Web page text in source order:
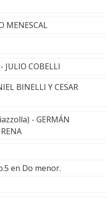
MENESCAL
COBELLI
BINELLI Y CESAR
- GERMÁN
en Do menor.